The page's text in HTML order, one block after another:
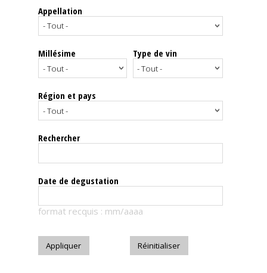
Spiritueux
Notes
dégustation
Le
magazine
Télécharger
Appellation
Millésime Type de vin
Région et pays
Rechercher
Date de degustation
format recquis : mm/aaaa